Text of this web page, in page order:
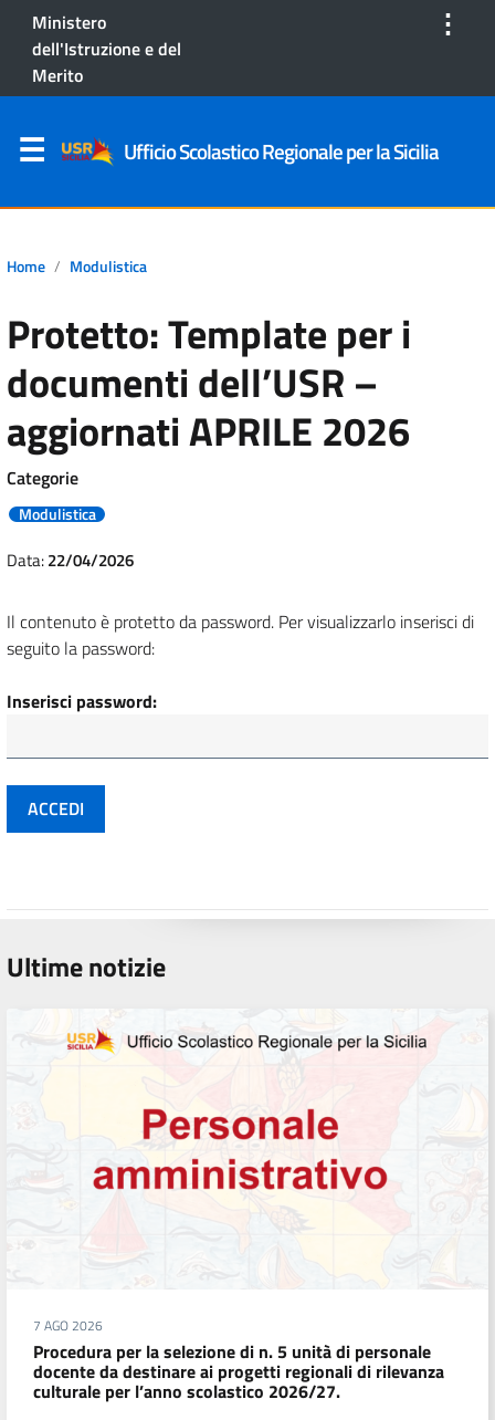
Ministero
dell'Istruzione e del
Merito
⋮
Ufficio Scolastico Regionale per la Sicilia
Home Modulistica
Protetto: Template per i
documenti dell’USR –
aggiornati APRILE 2026
Categorie
Modulistica
Data:22/04/2026
Il contenuto è protetto da password. Per visualizzarlo inserisci di
seguito la password:
Inserisci password:
Ultime notizie
7 AGO 2026
Procedura per la selezione di n. 5 unità di personale
docente da destinare ai progetti regionali di rilevanza
culturale per l’anno scolastico 2026/27.